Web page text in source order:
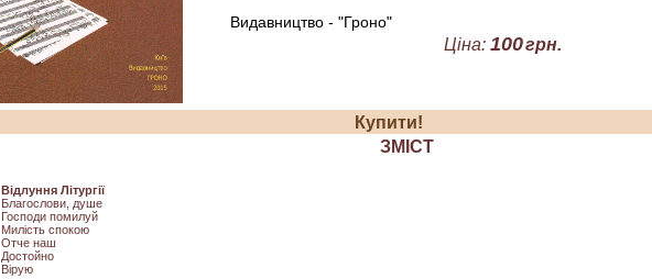
Видавництво - "Гроно"
Ціна: 100грн.
Купити!
ЗМІСТ
Відлуння Літургії
Благослови, душе
Господи помилуй
Милість спокою
Отче наш
Достойно
Вірую